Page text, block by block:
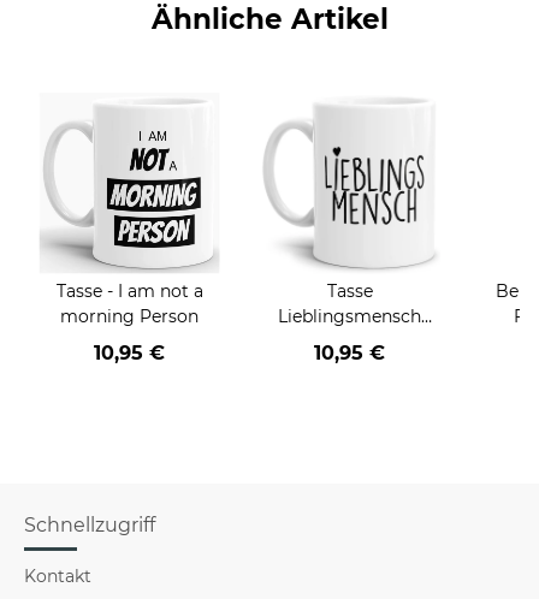
Ähnliche Artikel
Tasse - I am not a
morning Person
10,95 €
Tasse
Lieblingsmensch
Schwarz
10,95 €
Schnellzugriff
Kontakt